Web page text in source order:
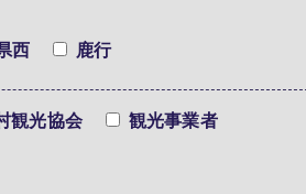
西 鹿行
観光協会 観光事業者